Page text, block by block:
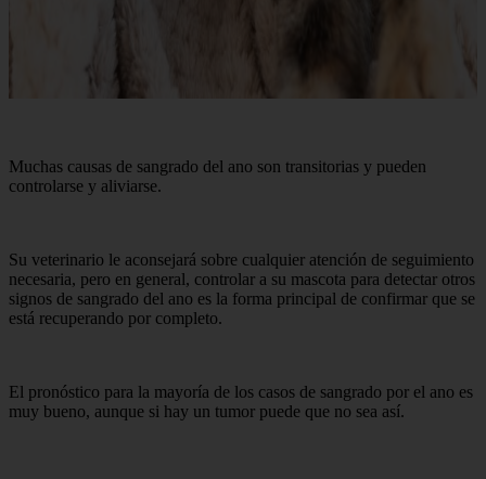
Muchas causas de sangrado del ano son transitorias y pueden
controlarse y aliviarse.
Su veterinario le aconsejará sobre cualquier atención de seguimiento
necesaria, pero en general, controlar a su mascota para detectar otros
signos de sangrado del ano es la forma principal de confirmar que se
está recuperando por completo.
El pronóstico para la mayoría de los casos de sangrado por el ano es
muy bueno, aunque si hay un tumor puede que no sea así.